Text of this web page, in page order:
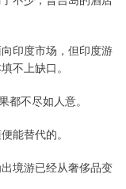
印度市场，但印度游
不上缺口。
都不尽如人意。
能替代的。
境游已经从奢侈品变